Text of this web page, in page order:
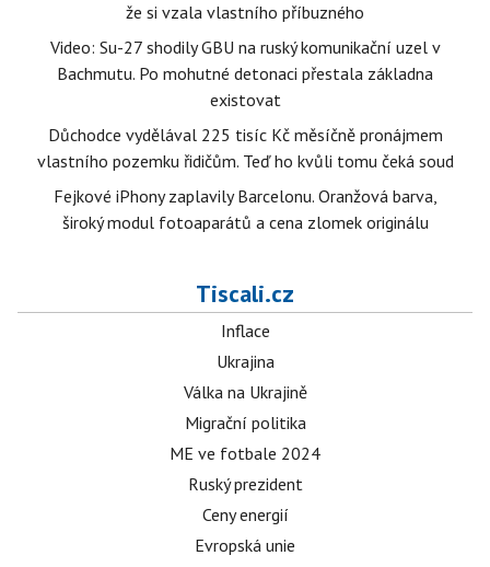
že si vzala vlastního příbuzného
Video: Su-27 shodily GBU na ruský komunikační uzel v
Bachmutu. Po mohutné detonaci přestala základna
existovat
Důchodce vydělával 225 tisíc Kč měsíčně pronájmem
vlastního pozemku řidičům. Teď ho kvůli tomu čeká soud
Fejkové iPhony zaplavily Barcelonu. Oranžová barva,
široký modul fotoaparátů a cena zlomek originálu
Tiscali.cz
Inflace
Ukrajina
Válka na Ukrajině
Migrační politika
ME ve fotbale 2024
Ruský prezident
Ceny energií
Evropská unie